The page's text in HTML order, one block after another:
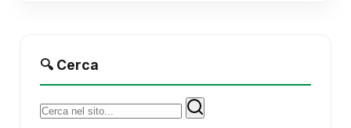
🔍 Cerca
Cerca: